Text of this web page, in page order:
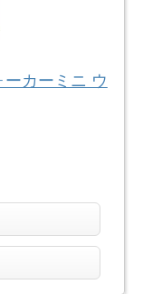
カーミニ ウ